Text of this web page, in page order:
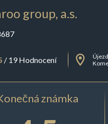
group, a.s.
/ 19 Hodnocení
známka